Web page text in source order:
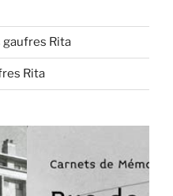
gaufres Rita
Rita